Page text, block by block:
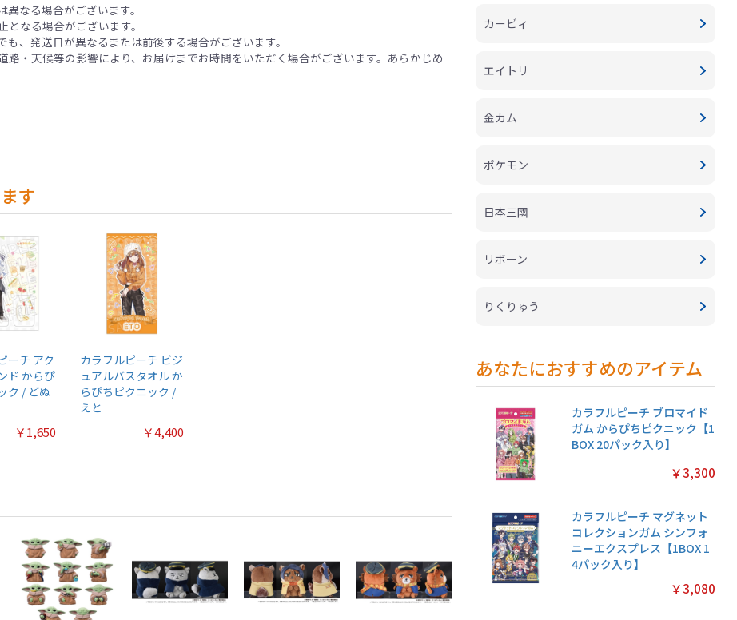
なる場合がございます。
なる場合がございます。
、発送日が異なるまたは前後する場合がございます。
・天候等の影響により、お届けまでお時間をいただく場合がございます。あらかじめ
す
ーチ アク
ド からぴ
ク / どぬ
￥1,650
カラフルピーチ ビジ
ュアルバスタオル か
らぴちピクニック /
えと
￥4,400
カービィ
エイトリ
金カム
ポケモン
日本三國
リボーン
りくりゅう
あなたにおすすめのアイテム
カラフルピーチ ブロマイド
ガム からぴちピクニック【1
BOX 20パック入り】
￥3,300
カラフルピーチ マグネット
コレクションガム シンフォ
ニーエクスプレス【1BOX 1
4パック入り】
￥3,080